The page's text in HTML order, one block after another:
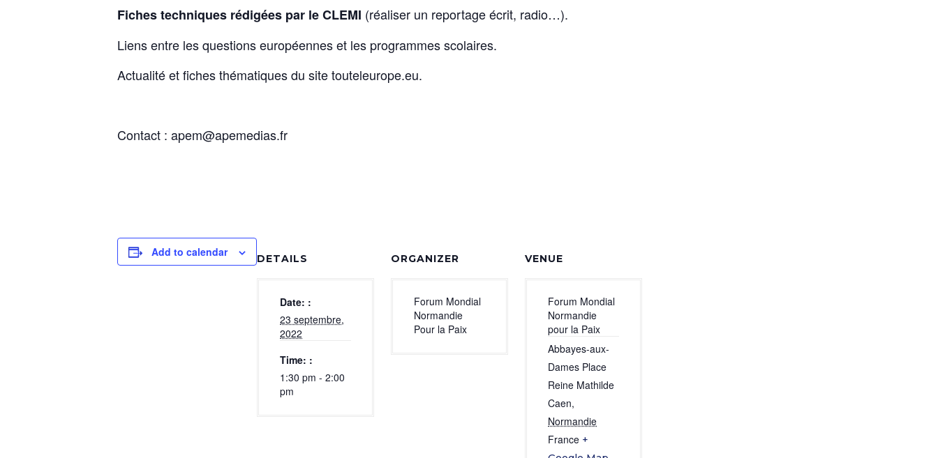
Fiches techniques rédigées par le CLEMI (réaliser un reportage écrit, radio…).
Liens entre les questions européennes et les programmes scolaires.
Actualité et fiches thématiques du site touteleurope.eu.
Contact : apem@apemedias.fr
Add to calendar DETAILS
Date:
23 septembre,
2022
Time:
1:30 pm - 2:00
pm
ORGANIZER
Forum Mondial
Normandie
Pour la Paix
VENUE
Forum Mondial
Normandie
pour la Paix
Abbayes-aux-
Dames Place
Reine Mathilde
Caen,
Normandie
France +